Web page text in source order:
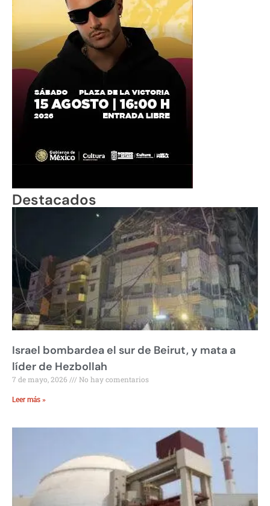
Destacados
Israel bombardea el sur de Beirut, y mata a
líder de Hezbollah
7 de mayo, 2026 No hay comentarios
Leer más »